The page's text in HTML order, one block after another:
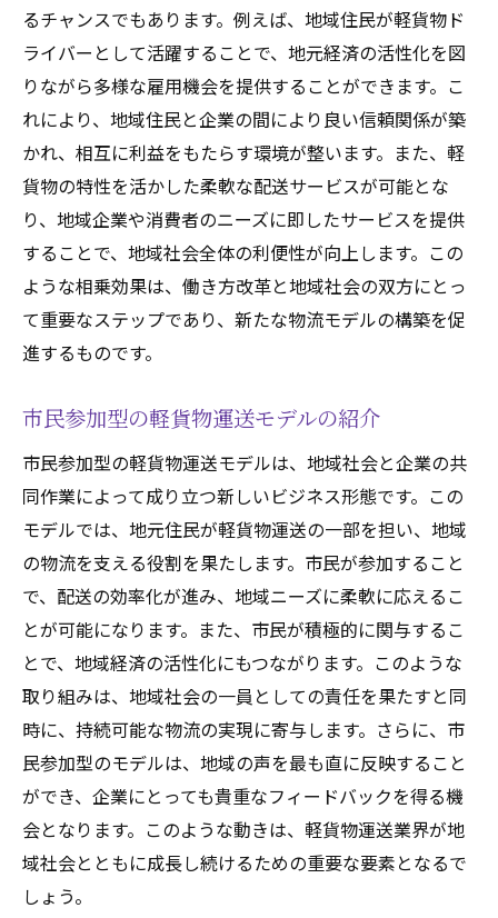
軽貨物が支えるフリーランスの働き方
多様なライフスタイルを尊重する軽貨物
軽貨物を活用した働き方の新展開
仕事と生活の調和を実現する軽貨物
軽貨物運送業界の人材育成と進化
未来の働き方に貢献する軽貨物の力
軽貨物が支える地域経済活性化の未来像
地域資源を活用した軽貨物の新たな試み
軽貨物で実現する地域経済の循環
地方創生に寄与する軽貨物の力
地域経済における軽貨物の戦略的役割
軽貨物による地域社会の活性化の事例
物流業界における軽貨物の革命的影響
軽貨物が変える物流の未来像
物流業界の新たなスタンダードとしての軽
貨物
軽貨物がもたらすイノベーションの波
業界全体の効率化を促進する軽貨物
軽貨物革命が物流業界に及ぼす影響
軽貨物が開く物流業界の新しい扉
るチャンスでもあります。例えば、地域住民が軽貨物ド
ライバーとして活躍することで、地元経済の活性化を図
りながら多様な雇用機会を提供することができます。こ
れにより、地域住民と企業の間により良い信頼関係が築
かれ、相互に利益をもたらす環境が整います。また、軽
貨物の特性を活かした柔軟な配送サービスが可能とな
り、地域企業や消費者のニーズに即したサービスを提供
することで、地域社会全体の利便性が向上します。この
ような相乗効果は、働き方改革と地域社会の双方にとっ
て重要なステップであり、新たな物流モデルの構築を促
進するものです。
市民参加型の軽貨物運送モデルの紹介
市民参加型の軽貨物運送モデルは、地域社会と企業の共
同作業によって成り立つ新しいビジネス形態です。この
モデルでは、地元住民が軽貨物運送の一部を担い、地域
の物流を支える役割を果たします。市民が参加すること
で、配送の効率化が進み、地域ニーズに柔軟に応えるこ
とが可能になります。また、市民が積極的に関与するこ
とで、地域経済の活性化にもつながります。このような
取り組みは、地域社会の一員としての責任を果たすと同
時に、持続可能な物流の実現に寄与します。さらに、市
民参加型のモデルは、地域の声を最も直に反映すること
ができ、企業にとっても貴重なフィードバックを得る機
会となります。このような動きは、軽貨物運送業界が地
域社会とともに成長し続けるための重要な要素となるで
しょう。